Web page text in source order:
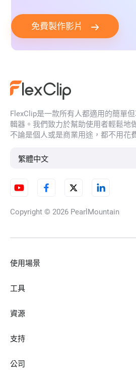
免費製作影片
FlexClip是一款所有人都適用的簡單
輯器。我們致力於幫助使用者輕鬆地
不論是個人或是商業用途，都不用花
繁體中文
Copyright © 2026 PearlMountain
使用場景
工具
資源
支持
公司